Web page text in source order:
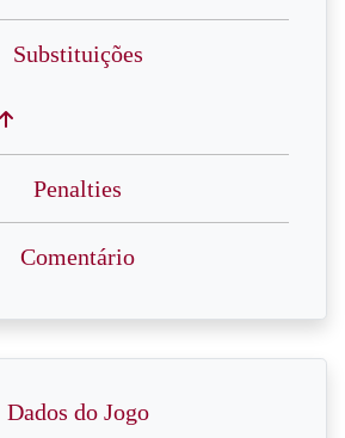
Substituições
Penalties
Comentário
Dados do Jogo